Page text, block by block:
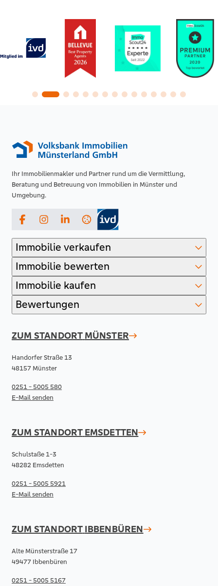
Ihr Immobilienmakler und Partner rund um die Vermittlung,
Beratung und Betreuung von Immobilien in Münster und
Umgebung.
FacebookInstagramLinkedIn
Immobilie verkaufen
Immobilie bewerten
Immobilie kaufen
Bewertungen
ZUM STANDORT MÜNSTER
Handorfer Straße 13
48157 Münster
0251 - 5005 580
E-Mail senden
ZUM STANDORT EMSDETTEN
Schulstaße 1-3
48282 Emsdetten
0251 - 5005 5921
E-Mail senden
ZUM STANDORT IBBENBÜREN
Alte Münsterstraße 17
49477 Ibbenbüren
0251 - 5005 5167